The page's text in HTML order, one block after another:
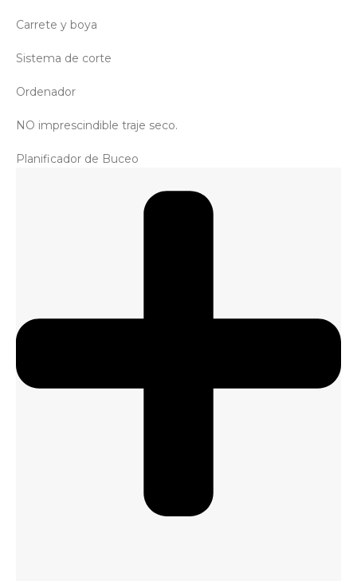
Carrete y boya
Sistema de corte
Ordenador
NO imprescindible traje seco.
Planificador de Buceo